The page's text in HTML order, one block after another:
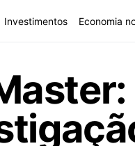
Investimentos Economia